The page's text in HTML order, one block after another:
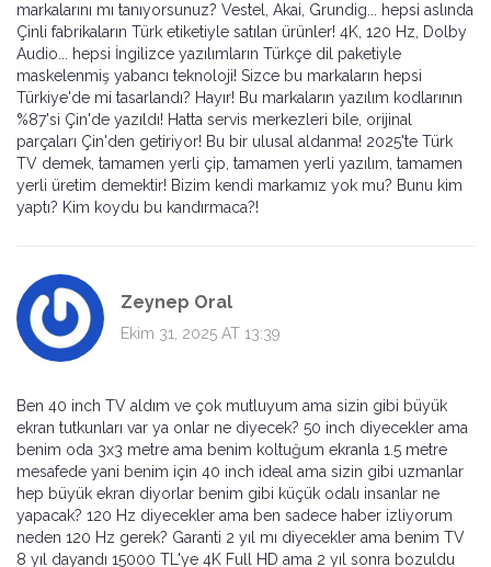
markalarını mı tanıyorsunuz? Vestel, Akai, Grundig... hepsi aslında
Çinli fabrikaların Türk etiketiyle satılan ürünler! 4K, 120 Hz, Dolby
Audio... hepsi İngilizce yazılımların Türkçe dil paketiyle
maskelenmiş yabancı teknoloji! Sizce bu markaların hepsi
Türkiye'de mi tasarlandı? Hayır! Bu markaların yazılım kodlarının
%87'si Çin'de yazıldı! Hatta servis merkezleri bile, orijinal
parçaları Çin'den getiriyor! Bu bir ulusal aldanma! 2025'te Türk
TV demek, tamamen yerli çip, tamamen yerli yazılım, tamamen
yerli üretim demektir! Bizim kendi markamız yok mu? Bunu kim
yaptı? Kim koydu bu kandırmaca?!
Zeynep Oral
Ekim 31, 2025 AT 13:39
Ben 40 inch TV aldım ve çok mutluyum ama sizin gibi büyük
ekran tutkunları var ya onlar ne diyecek? 50 inch diyecekler ama
benim oda 3x3 metre ama benim koltuğum ekranla 1.5 metre
mesafede yani benim için 40 inch ideal ama sizin gibi uzmanlar
hep büyük ekran diyorlar benim gibi küçük odalı insanlar ne
yapacak? 120 Hz diyecekler ama ben sadece haber izliyorum
neden 120 Hz gerek? Garanti 2 yıl mı diyecekler ama benim TV
8 yıl dayandı 15000 TL'ye 4K Full HD ama 2 yıl sonra bozuldu